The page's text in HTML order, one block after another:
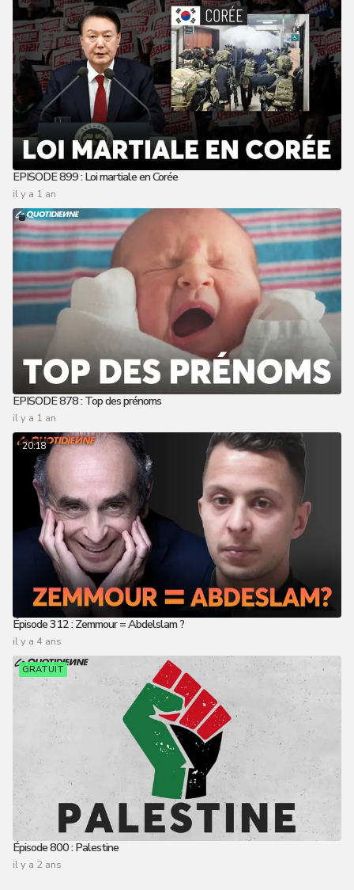
EPISODE 899 : Loi martiale en Corée
il y a 1 an
EPISODE 878 : Top des prénoms
il y a 1 an
20:18
Épisode 312 : Zemmour = Abdelslam ?
il y a 4 ans
GRATUIT
Épisode 800 : Palestine
il y a 2 ans